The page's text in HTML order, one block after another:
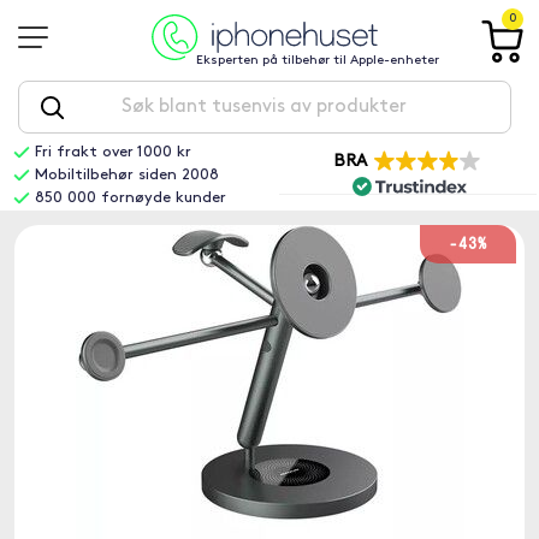
Eksperten på tilbehør til Apple-enheter
0
Fri frakt over 1000 kr
Mobiltilbehør siden 2008
850 000 fornøyde kunder
BRA
-43%